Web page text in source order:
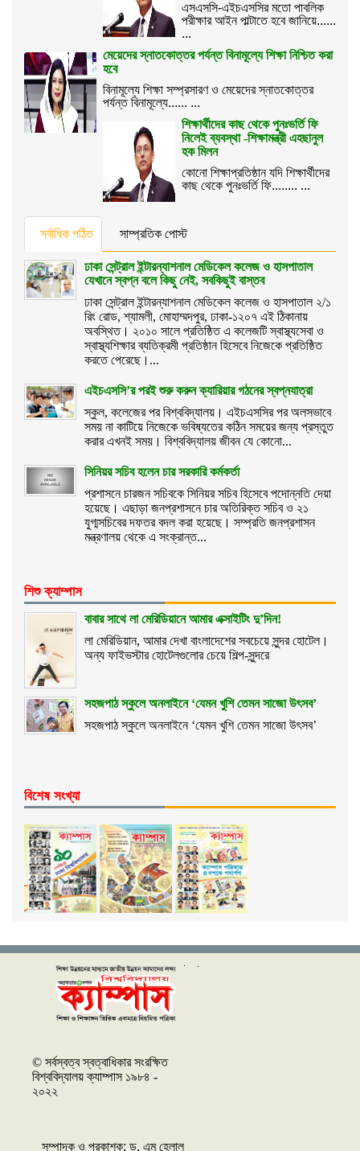
এসএসসি-এইচএসসির মতো পাবলিক
পরীক্ষার আইন পাল্টাতে হবে জানিয়ে......
...
মেয়েদের স্নাতকোত্তর পর্যন্ত বিনামূল্যে শিক্ষা নিশ্চিত করা
হবে
বিনামূল্যে শিক্ষা সম্প্রসারণ ও মেয়েদের স্নাতকোত্তর
পর্যন্ত বিনামূল্যে...... ...
শিক্ষার্থীদের কাছ থেকে পুনঃভর্তি ফি
নিলেই ব্যবস্থা -শিক্ষামন্ত্রী এহছানুল
হক মিলন
কোনো শিক্ষাপ্রতিষ্ঠান যদি শিক্ষার্থীদের
কাছ থেকে পুনঃভর্তি ফি........ ...
সর্বাধিক পঠিত সাম্প্রতিক পোস্ট
ঢাকা সেন্ট্রাল ইন্টারন্যাশনাল মেডিকেল কলেজ ও হাসপাতাল
যেখানে স্বপ্ন বলে কিছু নেই, সবকিছুই বাস্তব
ঢাকা সেন্ট্রাল ইন্টারন্যাশনাল মেডিকেল কলেজ ও হাসপাতাল ২/১
রিং রোড, শ্যামলী, মোহাম্মদপুর, ঢাকা-১২০৭ এই ঠিকানায়
অবস্থিত। ২০১০ সালে প্রতিষ্ঠিত এ কলেজটি স্বাস্থ্যসেবা ও
স্বাস্থ্যশিক্ষার ব্যতিক্রমী প্রতিষ্ঠান হিসেবে নিজেকে প্রতিষ্ঠিত
করতে পেরেছে।...
এইচএসসি’র পরই শুরু করুন ক্যারিয়ার গঠনের স্বপ্নযাত্রা
স্কুল, কলেজের পর বিশ্ববিদ্যালয়। এইচএসসির পর অলসভাবে
সময় না কাটিয়ে নিজেকে ভবিষ্যতের কঠিন সময়ের জন্য প্রস্তুত
করার এখনই সময়। বিশ্ববিদ্যালয় জীবন যে কোনো...
সিনিয়র সচিব হলেন চার সরকারি কর্মকর্তা
প্রশাসনে চারজন সচিবকে সিনিয়র সচিব হিসেবে পদোন্নতি দেয়া
হয়েছে। এছাড়া জনপ্রশাসনে চার অতিরিক্ত সচিব ও ২১
যুগ্মসচিবের দফতর বদল করা হয়েছে। সম্প্রতি জনপ্রশাসন
মন্ত্রণালয় থেকে এ সংক্রান্ত...
শিশু ক্যাম্পাস
বাবার সাথে লা মেরিডিয়ানে আমার এক্সাইটিং দু’দিন!
লা মেরিডিয়ান, আমার দেখা বাংলাদেশের সবচেয়ে সুন্দর হোটেল।
অন্য ফাইভস্টার হোটেলগুলোর চেয়ে শিল্প-সুন্দরে
সহজপাঠ স্কুলে অনলাইনে ‘যেমন খুশি তেমন সাজো উৎসব’
সহজপাঠ স্কুলে অনলাইনে ‘যেমন খুশি তেমন সাজো উৎসব’
বিশেষ সংখ্যা
© সর্বস্বত্ব স্বত্বাধিকার সংরক্ষিত
বিশ্ববিদ্যালয় ক্যাম্পাস ১৯৮৪ -
২০২২
সম্পাদক ও প্রকাশক: ‌ড. এম হেলাল